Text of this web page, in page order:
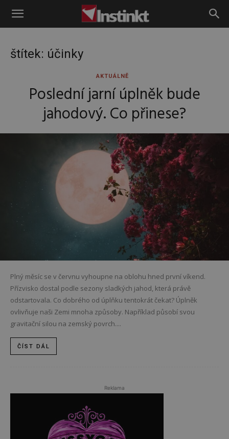
Instinkt
štítek: účinky
AKTUÁLNĚ
Poslední jarní úplněk bude
jahodový. Co přinese?
Plný měsíc se v červnu vyhoupne na oblohu hned první víkend.
Přízvisko dostal podle sezony sladkých jahod, která právě
odstartovala. Co dobrého od úplňku tentokrát čekat? Úplněk
ovlivňuje naši Zemi mnoha způsoby. Například působí svou
gravitační silou na zemský povrch....
ČÍST DÁL
Reklama